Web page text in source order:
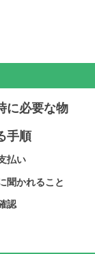
に必要な物
手順
払い
聞かれること
認